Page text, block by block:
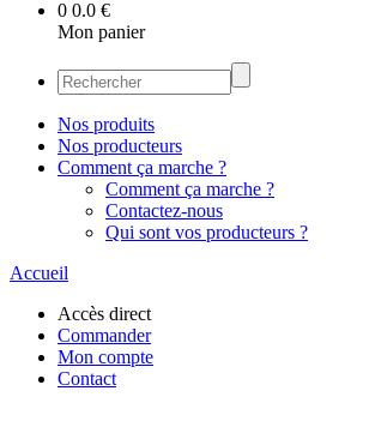
0 0.0 €
Mon panier
Nos produits
Nos producteurs
Comment ça marche ?
Comment ça marche ?
Contactez-nous
Qui sont vos producteurs ?
Accueil
Accès direct
Commander
Mon compte
Contact